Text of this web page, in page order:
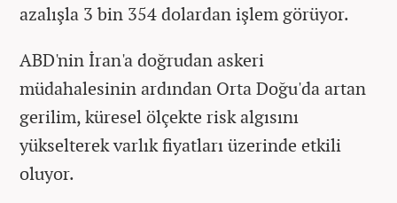
azalışla 3 bin 354 dolardan işlem görüyor.
ABD'nin İran'a doğrudan askeri
müdahalesinin ardından Orta Doğu'da artan
gerilim, küresel ölçekte risk algısını
yükselterek varlık fiyatları üzerinde etkili
oluyor.